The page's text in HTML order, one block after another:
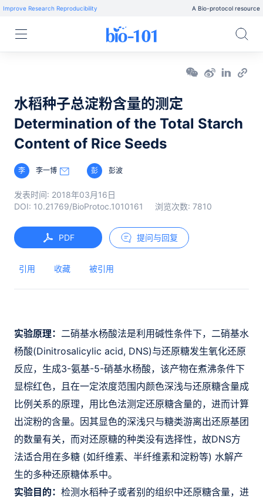
Improve Research Reproducibility A Bio-protocol resource
水稻种子总淀粉含量的测定
Determination of the Total Starch
Content of Rice Seeds
李 李一博 彭 彭波
发表时间: 2018年03月16日
DOI: 10.21769/BioProtoc.1010161 浏览次数: 7810
PDF 提问与回复
引用 收藏 被引用
实验原理： 二硝基水杨酸法是利用碱性条件下，二硝基水
杨酸(Dinitrosalicylic acid, DNS)与还原糖发生氧化还原
反应，生成3-氨基-5-硝基水杨酸，该产物在煮沸条件下
显棕红色，且在一定浓度范围内颜色深浅与还原糖含量成
比例关系的原理，用比色法测定还原糖含量的，进而计算
出淀粉的含量。因其显色的深浅只与糖类游离出还原基团
的数量有关，而对还原糖的种类没有选择性，故DNS方
法适合用在多糖 (如纤维素、半纤维素和淀粉等) 水解产
生的多种还原糖体系中。
实验目的： 检测水稻种子或者别的组织中还原糖含量，进